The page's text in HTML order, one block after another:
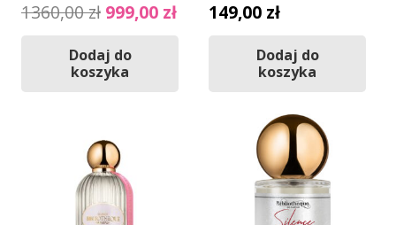
1360,00zł Pierwotna
wynosiła:
1360,00 zł.
999,00 złAktualna
Dodaj do
koszyka
149,00 zł
Dodaj do
koszyka